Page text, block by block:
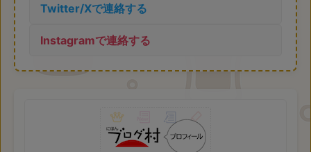
Twitter/Xで連絡する
Instagramで連絡する